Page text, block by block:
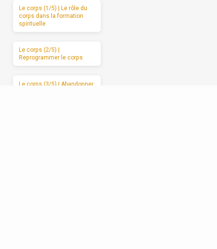
Le corps (1/5) | Le rôle du
corps dans la formation
spirituelle
Le corps (2/5) |
Reprogrammer le corps
Le corps (3/5) | Abandonner